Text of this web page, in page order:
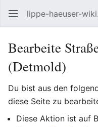
lippe-haeuser-
Bearbeite
(Detmold)
Du bist aus den
diese Seite zu
Diese Aktion ist auf